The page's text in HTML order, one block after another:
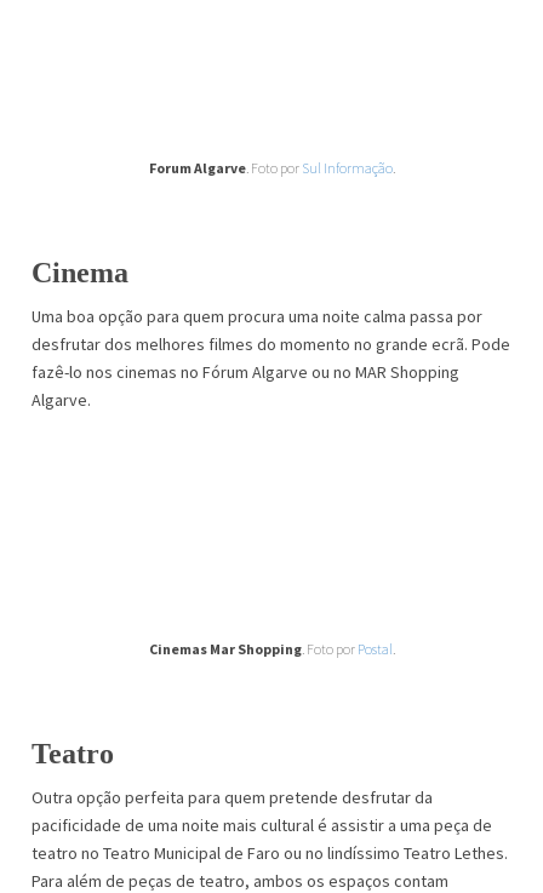
Forum Algarve. Foto por Sul Informação.
Cinema
Uma boa opção para quem procura uma noite calma passa por
desfrutar dos melhores filmes do momento no grande ecrã. Pode
fazê-lo nos cinemas no Fórum Algarve ou no MAR Shopping
Algarve.
Cinemas Mar Shopping. Foto por Postal.
Teatro
Outra opção perfeita para quem pretende desfrutar da
pacificidade de uma noite mais cultural é assistir a uma peça de
teatro no Teatro Municipal de Faro ou no lindíssimo Teatro Lethes.
Para além de peças de teatro, ambos os espaços contam